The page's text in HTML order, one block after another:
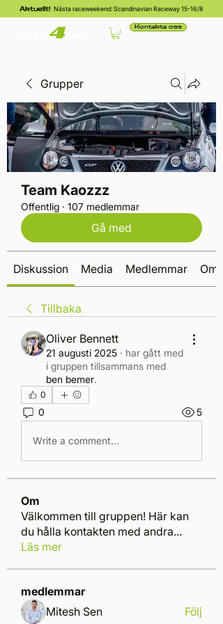
Aktuellt! Nästa raceweekend: Scandinavian Raceway 15-16/8
Kontakta oss
Grupper
Team Kaozzz
Offentlig · 107 medlemmar
Gå med
Diskussion Media Medlemmar Om
Tillbaka
Oliver Bennett
21 augusti 2025 · har gått med
i gruppen tillsammans med
ben bemer.
0
0 5
Write a comment...
Om
Välkommen till gruppen! Här kan
du hålla kontakten med andra...
Läs mer
medlemmar
Mitesh Sen
Följ